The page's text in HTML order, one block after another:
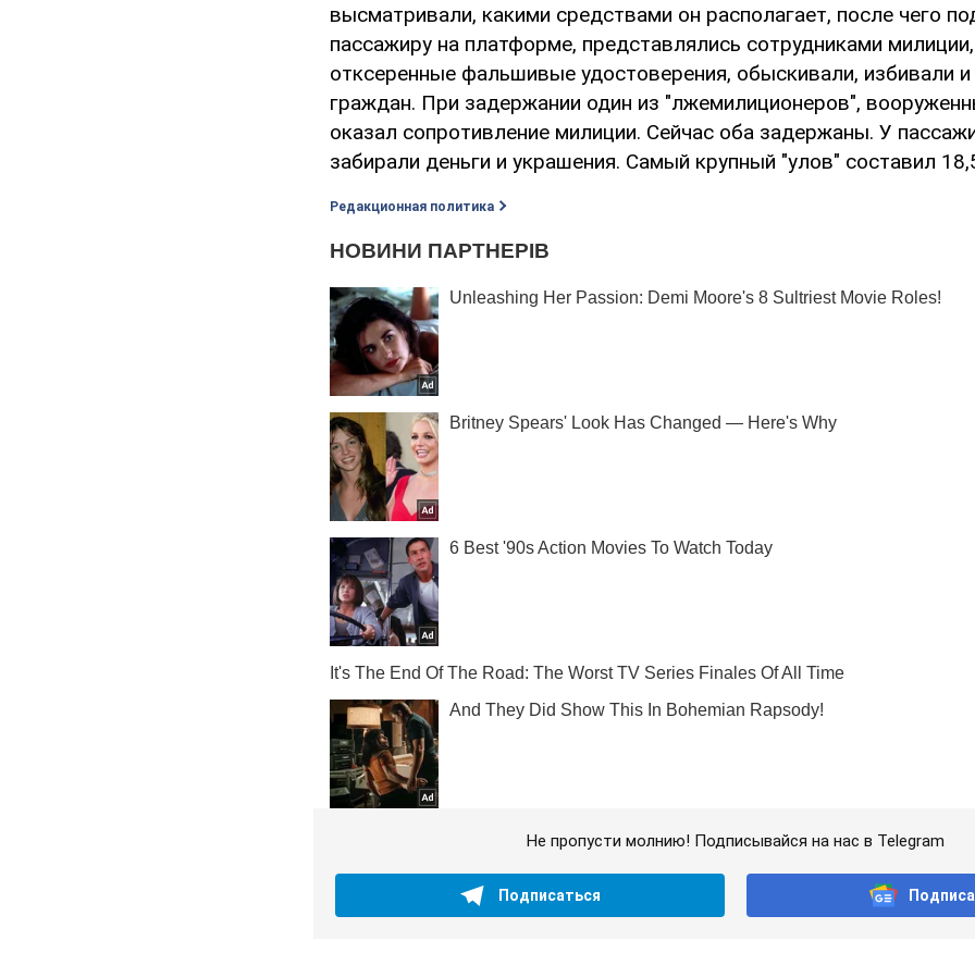
высматривали, какими средствами он располагает, после чего
пассажиру на платформе, представлялись сотрудниками
отксеренные фальшивые удостоверения, обыскивали, избивали и
граждан. При задержании один из "лжемилиционеров",
оказал сопротивление милиции. Сейчас оба задержаны. У
забирали деньги и украшения. Самый крупный "улов" составил
Редакционная политика
Не пропусти молнию! Подписывайся на нас в Telegram
Подписаться